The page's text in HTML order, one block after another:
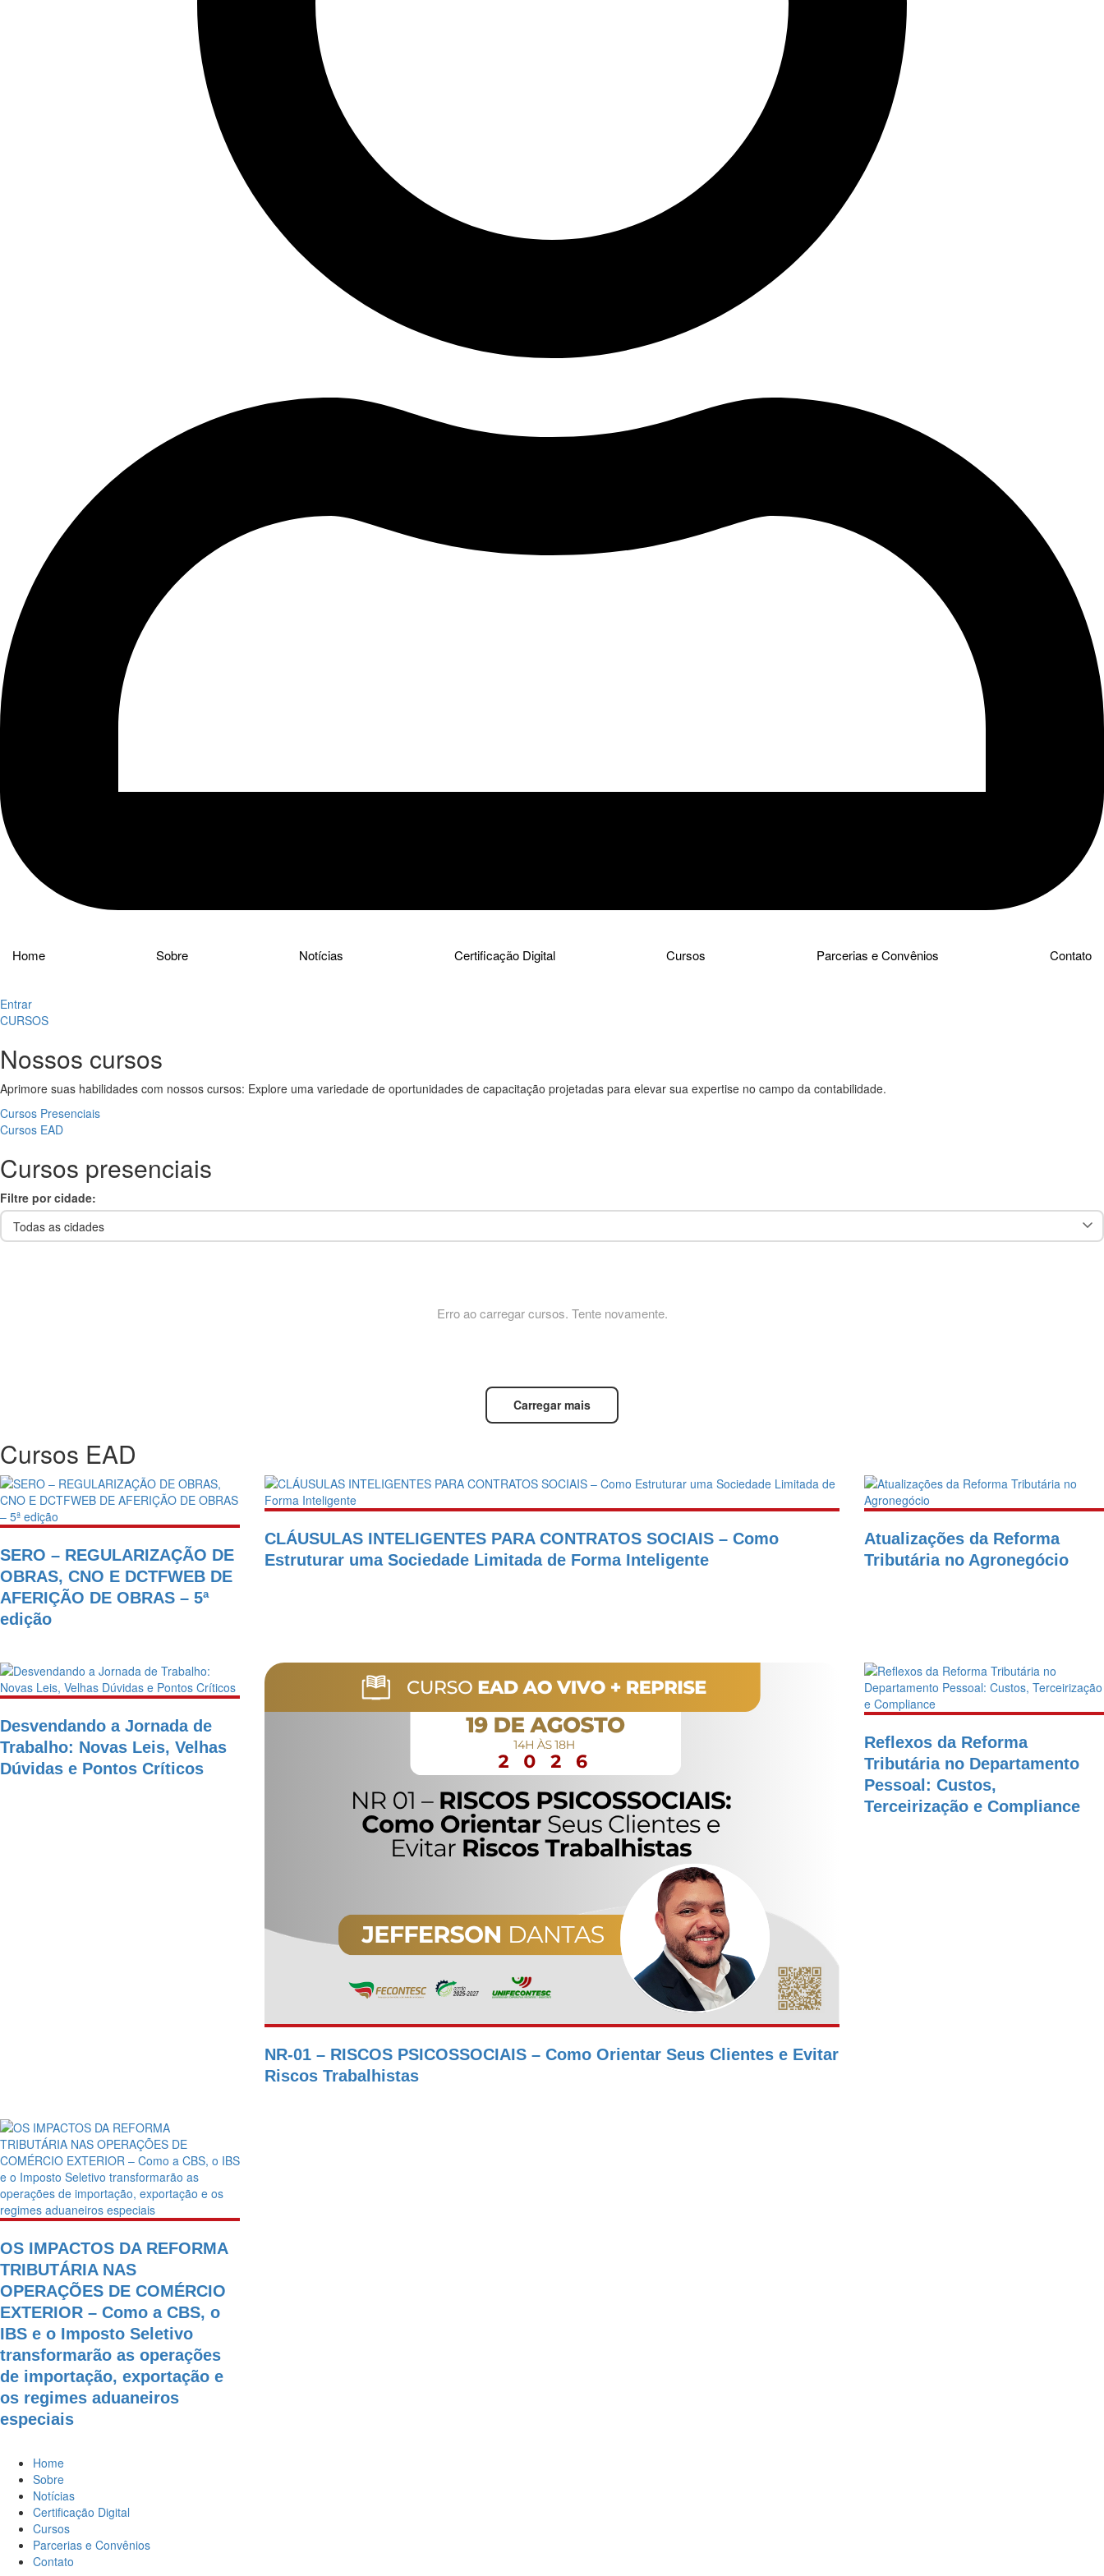
Home Sobre Notícias Certificação Digital Cursos Parcerias e Convênios Contato
Entrar
CURSOS
Nossos cursos
Aprimore suas habilidades com nossos cursos: Explore uma variedade de oportunidades de capacitação projetadas para elevar sua expertise no campo da contabilidade.
Cursos Presenciais
Cursos EAD
Cursos presenciais
Filtre por cidade:
Erro ao carregar cursos. Tente novamente.
Carregar mais
Cursos EAD
SERO – REGULARIZAÇÃO DE
OBRAS, CNO E DCTFWEB DE
AFERIÇÃO DE OBRAS – 5ª
edição
CLÁUSULAS INTELIGENTES PARA CONTRATOS SOCIAIS – Como
Estruturar uma Sociedade Limitada de Forma Inteligente
Atualizações da Reforma
Tributária no Agronegócio
Desvendando a Jornada de
Trabalho: Novas Leis, Velhas
Dúvidas e Pontos Críticos
NR-01 – RISCOS PSICOSSOCIAIS – Como Orientar Seus Clientes e Evitar
Riscos Trabalhistas
Reflexos da Reforma
Tributária no Departamento
Pessoal: Custos,
Terceirização e Compliance
OS IMPACTOS DA REFORMA
TRIBUTÁRIA NAS
OPERAÇÕES DE COMÉRCIO
EXTERIOR – Como a CBS, o
IBS e o Imposto Seletivo
transformarão as operações
de importação, exportação e
os regimes aduaneiros
especiais
Home
Sobre
Notícias
Certificação Digital
Cursos
Parcerias e Convênios
Contato